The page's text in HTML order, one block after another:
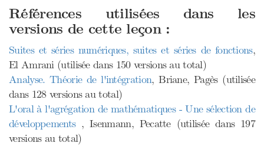
Références utilisées dans les
versions de cette leçon :
Suites et séries numériques, suites et séries de fonctions,
El Amrani (utilisée dans 150 versions au total)
Analyse. Théorie de l'intégration, Briane, Pagès (utilisée
dans 128 versions au total)
L'oral à l'agrégation de mathématiques - Une sélection de
développements , Isenmann, Pecatte (utilisée dans 197
versions au total)